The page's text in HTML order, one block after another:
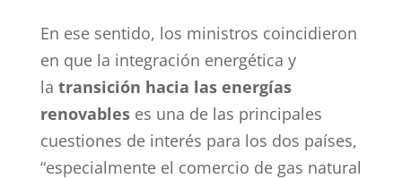
En ese sentido, los ministros coincidieron
en que la integración energética y
la transición hacia las energías
renovableses una de las principales
cuestiones de interés para los dos países,
“especialmente el comercio de gas natural